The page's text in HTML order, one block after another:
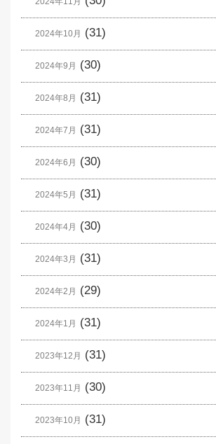
2024年10月 (31)
2024年9月 (30)
2024年8月 (31)
2024年7月 (31)
2024年6月 (30)
2024年5月 (31)
2024年4月 (30)
2024年3月 (31)
2024年2月 (29)
2024年1月 (31)
2023年12月 (31)
2023年11月 (30)
2023年10月 (31)